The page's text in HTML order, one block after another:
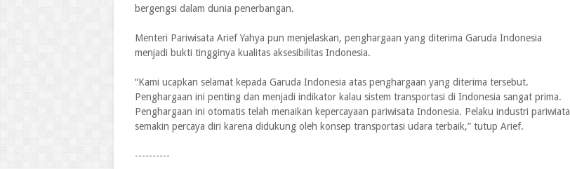
bergengsi dalam dunia penerbangan.
Menteri Pariwisata Arief Yahya pun menjelaskan, penghargaan yang diterima Garuda Indonesia
menjadi bukti tingginya kualitas aksesibilitas Indonesia.
“Kami ucapkan selamat kepada Garuda Indonesia atas penghargaan yang diterima tersebut.
Penghargaan ini penting dan menjadi indikator kalau sistem transportasi di Indonesia sangat prima.
Penghargaan ini otomatis telah menaikan kepercayaan pariwisata Indonesia. Pelaku industri pariwiata
semakin percaya diri karena didukung oleh konsep transportasi udara terbaik,” tutup Arief.
----------